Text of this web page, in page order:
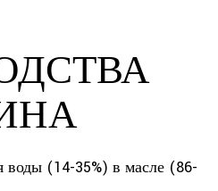
воды (14-35%) в масле (86-